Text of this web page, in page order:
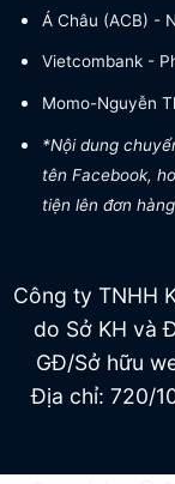
Á Châu (ACB) -
Vietcombank -
Momo-Nguyễn
*Nội dung
tên Facebook,
tiện lên đơn
Công ty TNHH
do Sở KH và
GĐ/Sở hữu
Địa chỉ: 720/